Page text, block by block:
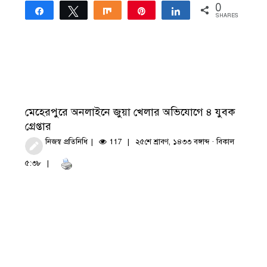
Share Tweet Share Share 0
SHARES
মেহেরপুরে অনলাইনে জুয়া খেলার অভিযোগে ৪ যুবক
গ্রেপ্তার
নিজস্ব প্রতিনিধি 117 ২৫শে শ্রাবণ, ১৪৩৩ বঙ্গাব্দ · বিকাল
৫:৩৮